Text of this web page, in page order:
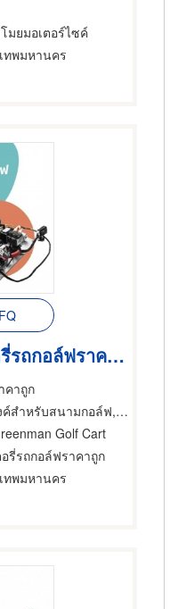
ยมอเตอร์ไซค์
ทพมหานคร
เปลี่ยนอะไหล่ แบตเตอรี่รถกอล์ฟราคาถูก
คาถูก
แรม รีสอร์ท,ขายส่งและผู้ผลิตอุปกรณ์และอะไหล่รถจักรยานยนต์และรถสกูตเตอร์
Golf Cart
รี่รถกอล์ฟราคาถูก
ทพมหานคร